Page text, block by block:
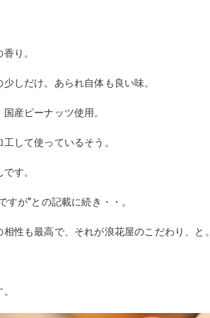
り。
しだけ。あられ自体も良い味。
産ピーナッツ使用。
して使っているそう。
す。
すが”との記載に続き・・。
性も最高で、それが浪花屋のこだわり、と。